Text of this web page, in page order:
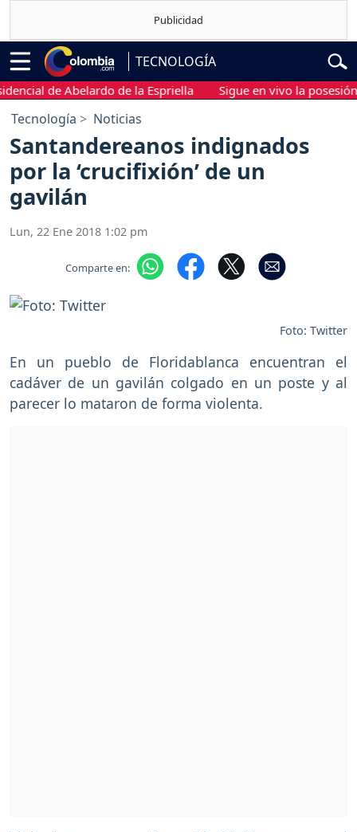
TECNOLOGÍA
de Abelardo de la Espriella Sigue en vivo la posesión
Tecnología Noticias
Santandereanos indignados
por la ‘crucifixión’ de un
gavilán
Lun, 22 Ene 2018 1:02 pm
Comparte en:
Foto: Twitter
En un pueblo de Floridablanca encuentran el
cadáver de un gavilán colgado en un poste y al
parecer lo mataron de forma violenta.